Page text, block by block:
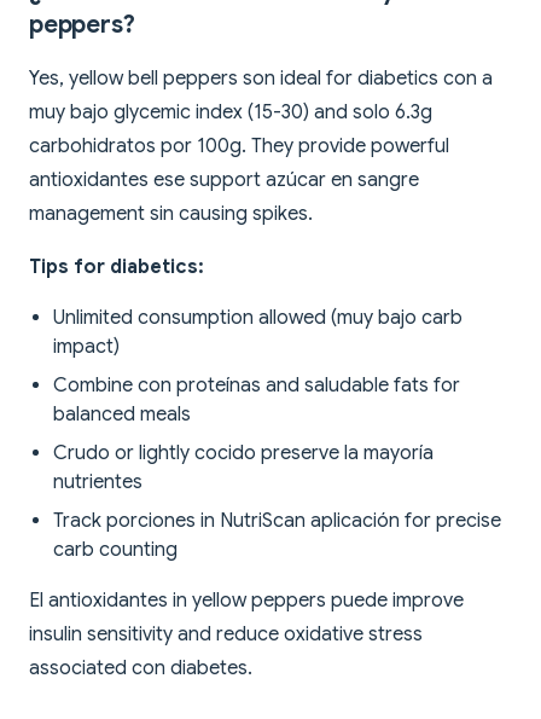
peppers?
Yes, yellow bell peppers son ideal for diabetics con a
muy bajo glycemic index (15-30) and solo 6.3g
carbohidratos por 100g. They provide powerful
antioxidantes ese support azúcar en sangre
management sin causing spikes.
Tips for diabetics:
Unlimited consumption allowed (muy bajo carb
impact)
Combine con proteínas and saludable fats for
balanced meals
Crudo or lightly cocido preserve la mayoría
nutrientes
Track porciones in NutriScan aplicación for precise
carb counting
El antioxidantes in yellow peppers puede improve
insulin sensitivity and reduce oxidative stress
associated con diabetes.